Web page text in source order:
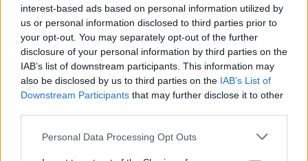
interest-based ads based on personal information utilized by
us or personal information disclosed to third parties prior to
your opt-out. You may separately opt-out of the further
disclosure of your personal information by third parties on the
IAB’s list of downstream participants. This information may
also be disclosed by us to third parties on the IAB’s List of
Downstream Participants that may further disclose it to other
Please note that this website/app uses one or more Google
Personal Data Processing Opt Outs
Barcelona se viste de gala en agosto con…
CULTURA